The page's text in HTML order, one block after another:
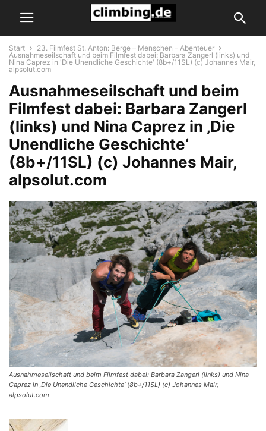
Start
23. Filmfest St. Anton: Berge – Menschen – Abenteuer
Ausnahmeseilschaft und beim Filmfest dabei: Barbara Zangerl (links) und
Nina Caprez in 'Die Unendliche Geschichte' (8b+/11SL) (c) Johannes Mair,
alpsolut.com
Ausnahmeseilschaft und beim
Filmfest dabei: Barbara Zangerl
(links) und Nina Caprez in ‚Die
Unendliche Geschichte‘
(8b+/11SL) (c) Johannes Mair,
alpsolut.com
Ausnahmeseilschaft und beim Filmfest dabei: Barbara Zangerl (links) und Nina
Caprez in ‚Die Unendliche Geschichte‘ (8b+/11SL) (c) Johannes Mair,
alpsolut.com